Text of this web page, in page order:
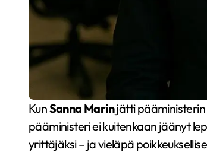
KunSanna Marinjätti pääministerin
pääministeri ei kuitenkaan jäänyt
yrittäjäksi – ja vieläpä